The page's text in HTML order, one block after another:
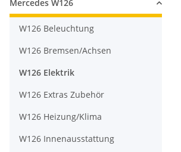
Mercedes W126
W126 Beleuchtung
W126 Bremsen/Achsen
W126 Elektrik
W126 Extras Zubehör
W126 Heizung/Klima
W126 Innenausstattung